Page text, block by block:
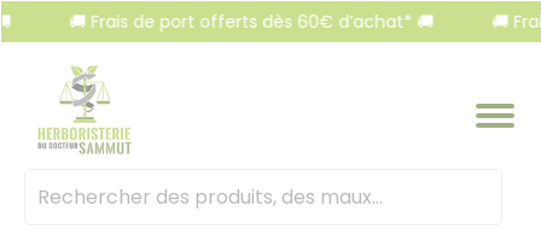
🚚 Frais de port offerts dès 60€ d’achat* 🚚 🚚 Frais
Mots
Panneau de gestion des cookies